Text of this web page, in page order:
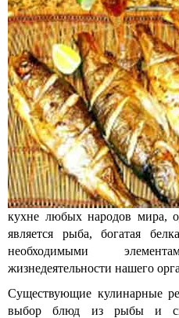
кухне любых народов мира,
является рыба, богатая
необходимыми
жизнедеятельности нашего
Существующие кулинарные
выбор блюд из рыбы и